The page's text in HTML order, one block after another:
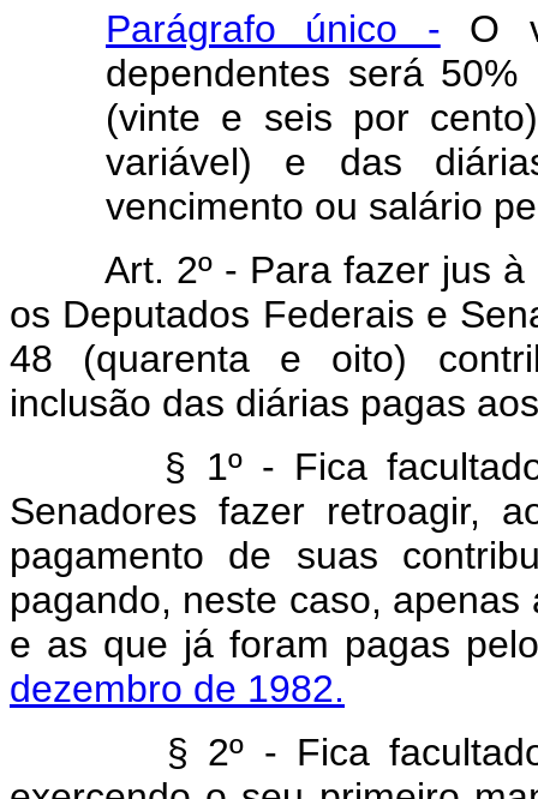
Parágrafo único - O
dependentes será
(vinte e seis por
variável) e das
vencimento ou salário
Art. 2º - Para fazer jus
os Deputados Federais e
48 (quarenta e oito)
inclusão das diárias pagas
§ 1º - Fica facultado
Senadores fazer retroagir,
pagamento de suas
pagando, neste caso,
e as que já foram pagas
dezembro de 1982.
§ 2º - Fica facultado